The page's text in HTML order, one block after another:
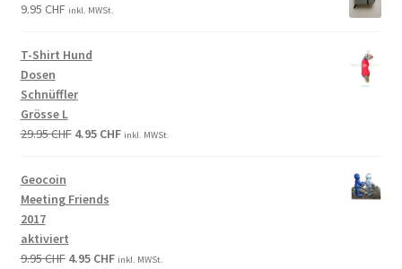
9.95 CHF inkl. MWSt.
T-Shirt Hund
Dosen
Schnüffler
Grösse L
29.95CHF 4.95 CHF inkl. MWSt.
Geocoin
Meeting Friends
2017
aktiviert
9.95CHF 4.95 CHF inkl. MWSt.